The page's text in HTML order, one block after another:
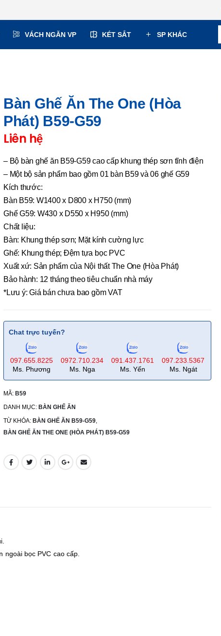
VÁCH NGĂN VP KÉT SẮT SP KHÁC
Bàn Ghế Ăn The One (Hòa
Phát) B59-G59
Liên hệ
– Bộ bàn ghế ăn B59-G59 cao cấp khung thép sơn tĩnh điện
– Một bộ sản phẩm bao gồm 01 bàn B59 và 06 ghế G59
Kích thước:
Bàn B59: W1400 x D800 x H750 (mm)
Ghế G59: W430 x D550 x H950 (mm)
Chất liệu:
Bàn: Khung thép sơn; Mặt kính cường lực
Ghế: Khung thép; Đệm tựa bọc PVC
Xuất xứ: Sản phẩm của Nội thất The One (Hòa Phát)
Bảo hành: 12 tháng theo tiêu chuẩn nhà máy
*Lưu ý: Giá bán chưa bao gồm VAT
Chat trực tuyến?
097.655.8225
Ms. Phương
0972.710.234
Ms. Nga
091.437.1761
Ms. Yến
097.233.5367
Ms. Ngát
MÃ: B59
DANH MỤC: BÀN GHẾ ĂN
TỪ KHÓA: BÀN GHẾ ĂN B59-G59
BÀN GHẾ ĂN THE ONE (HÒA PHÁT) B59-G59
bọc PVC cao cấp.